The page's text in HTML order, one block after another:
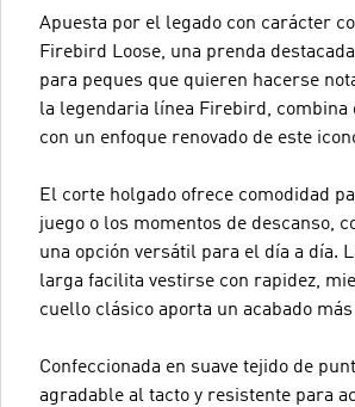
Apuesta por el legado con carácter
Firebird Loose, una prenda
para peques que quieren hacerse
la legendaria línea Firebird, combina
con un enfoque renovado de este
El corte holgado ofrece comodidad
juego o los momentos de descanso,
una opción versátil para el día a día.
larga facilita vestirse con rapidez,
cuello clásico aporta un acabado
Confeccionada en suave tejido de
agradable al tacto y resistente para